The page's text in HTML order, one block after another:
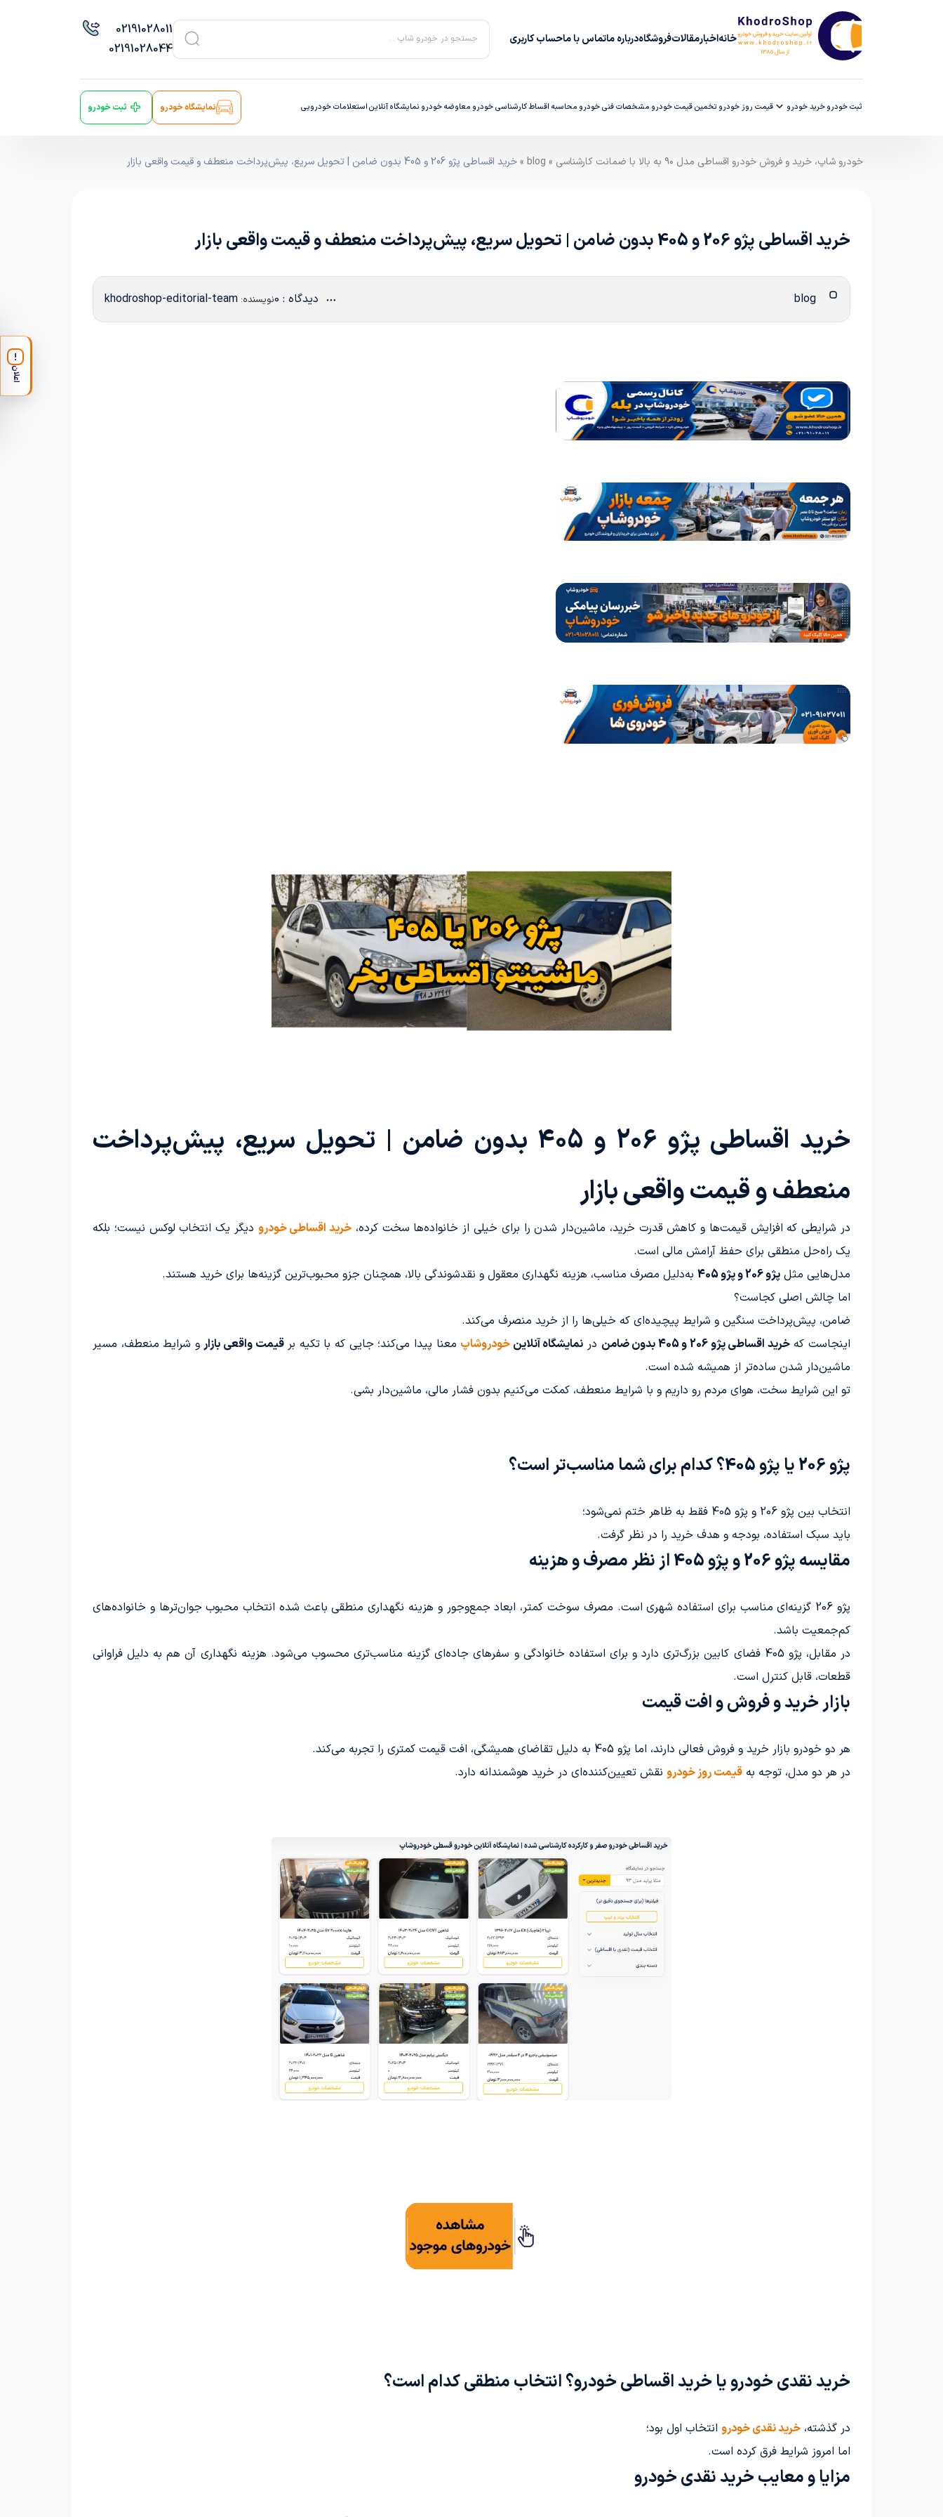
خانهاخبارمقالاتفروشگاهدرباره‌ ماتماس با ماحساب کاربری جستجو در خودرو شاپ ...
02191028011
02191028044
ثبت خودروخرید خودرو قیمت روز خودرو تخمین قیمت خودرو مشخصات فنی خودرو محاسبه اقساطکارشناسی خودرو معاوضه خودرو نمایشگاه آنلایناستعلامات خودرویی نمایشگاه خودرو ثبت خودرو
خودرو شاپ، خرید و فروش خودرو اقساطی مدل ۹۰ به بالا با ضمانت کارشناسی »
blog » خرید اقساطی پژو 206 و 405 بدون ضامن | تحویل سریع، پیش‌پرداخت منعطف و قیمت واقعی بازار
خرید اقساطی پژو 206 و 405 بدون ضامن | تحویل سریع، پیش‌پرداخت منعطف و قیمت واقعی بازار
دیدگاه : 0 نویسنده: khodroshop-editorial-team
خرید اقساطی پژو 206 و 405 بدون ضامن | تحویل سریع، پیش‌پرداخت
منعطف و قیمت واقعی بازار
در شرایطی که افزایش قیمت‌ها و کاهش قدرت خرید، ماشین‌دار شدن را برای خیلی از خانواده‌ها سخت کرده، خرید اقساطی خودرو دیگر یک انتخاب لوکس نیست؛ بلکه
یک راه‌حل منطقی برای حفظ آرامش مالی است.
مدل‌هایی مثل پژو 206 و پژو 405
به‌دلیل مصرف مناسب، هزینه نگهداری معقول و نقدشوندگی بالا، همچنان جزو محبوب‌ترین گزینه‌ها برای خرید هستند.
اما چالش اصلی کجاست؟
ضامن، پیش‌پرداخت سنگین و شرایط پیچیده‌ای که خیلی‌ها را از خرید منصرف می‌کند.
اینجاست کهخرید اقساطی پژو 206 و 405 بدون ضامن در نمایشگاه آنلاین خودروشاپ معنا پیدا می‌کند؛ جایی که با تکیه برقیمت واقعی بازارو شرایط منعطف، مسیر
ماشین‌دار شدن ساده‌تر از همیشه شده است.
تو این شرایط سخت، هوای مردم رو داریم و با شرایط منعطف، کمکت می‌کنیم بدون فشار مالی، ماشین‌دار بشی.
پژو 206 یا پژو 405؟ کدام برای شما مناسب‌تر است؟
انتخاب بین پژو 206 و پژو 405 فقط به ظاهر ختم نمی‌شود؛
باید سبک استفاده، بودجه و هدف خرید را در نظر گرفت.
مقایسه پژو 206 و پژو 405 از نظر مصرف و هزینه
پژو 206 گزینه‌ای مناسب برای استفاده شهری است. مصرف سوخت کمتر، ابعاد جمع‌وجور و هزینه نگهداری منطقی باعث شده انتخاب محبوب جوان‌ترها و خانواده‌های
کم‌جمعیت باشد.
در مقابل، پژو 405 فضای کابین بزرگ‌تری دارد و برای استفاده خانوادگی و سفرهای جاده‌ای گزینه مناسب‌تری محسوب می‌شود. هزینه نگهداری آن هم به دلیل فراوانی
قطعات، قابل کنترل است.
بازار خرید و فروش و افت قیمت
هر دو خودرو بازار خرید و فروش فعالی دارند، اما پژو 405 به دلیل تقاضای همیشگی، افت قیمت کمتری را تجربه می‌کند.
در هر دو مدل، توجه به قیمت روز خودرو نقش تعیین‌کننده‌ای در خرید هوشمندانه دارد.
خرید نقدی خودرو یا خرید اقساطی خودرو؟ انتخاب منطقی کدام است؟
در گذشته، خرید نقدی خودرو انتخاب اول بود؛
اما امروز شرایط فرق کرده است.
مزایا و معایب خرید نقدی خودرو
!
اعلان